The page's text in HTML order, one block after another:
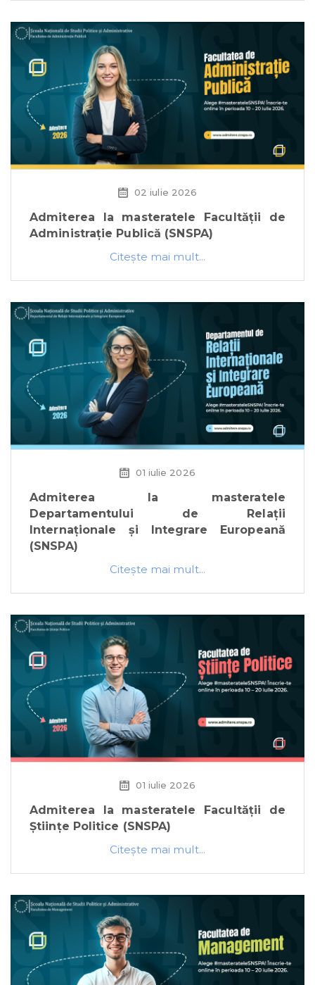
02 iulie 2026
Admiterea la masteratele Facultății de
Administrație Publică (SNSPA)
Citeşte mai mult...
01 iulie 2026
Admiterea la masteratele
Departamentului de Relații
Internaționale și Integrare Europeană
(SNSPA)
Citeşte mai mult...
01 iulie 2026
Admiterea la masteratele Facultății de
Științe Politice (SNSPA)
Citeşte mai mult...